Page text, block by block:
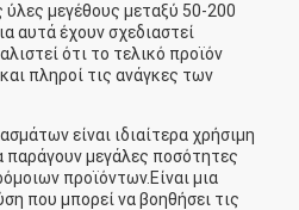
ύλες μεγέθους μεταξύ 50-200
αυτά έχουν σχεδιαστεί
ότι το τελικό προϊόν
πληροί τις ανάγκες των
είναι ιδιαίτερα χρήσιμη
παράγουν μεγάλες ποσότητες
προϊόντων.Είναι μια
που μπορεί να βοηθήσει τις